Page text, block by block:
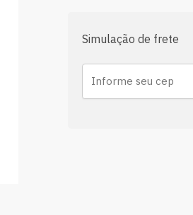
Simulação de frete